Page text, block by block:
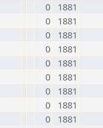
0
1881
0
1881
0
1881
0
1881
0
1881
0
1881
0
1881
0
1881
0 1881